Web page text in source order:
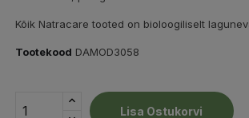
Kõik Natracare tooted on bioloogiliselt
Tootekood DAMOD3058
Lisa Ostukorvi